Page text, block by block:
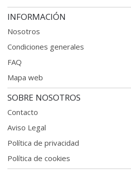
INFORMACIÓN
Nosotros
Condiciones generales
FAQ
Mapa web
SOBRE NOSOTROS
Contacto
Aviso Legal
Política de privacidad
Política de cookies